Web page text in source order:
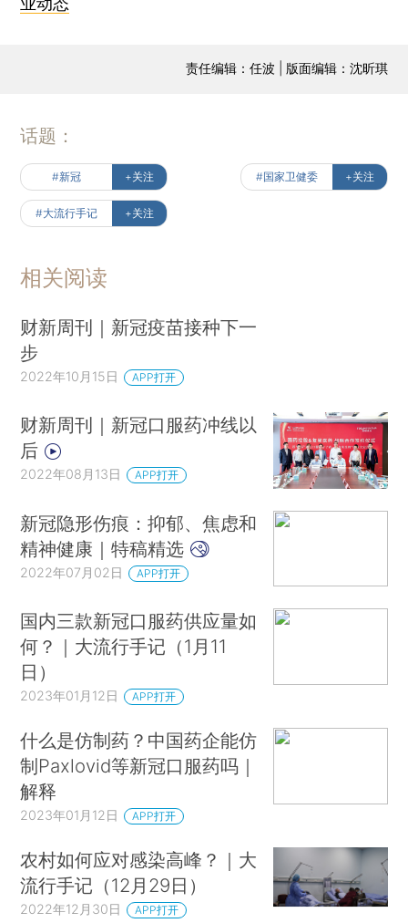
责任编辑：任波 | 版面编辑：沈昕琪
话题：
#新冠 +关注 #国家卫健委 +关注
#大流行手记 +关注
相关阅读
财新周刊｜新冠疫苗接种下一
步
2022年10月15日 APP打开
财新周刊｜新冠口服药冲线以
后
2022年08月13日 APP打开
新冠隐形伤痕：抑郁、焦虑和
精神健康｜特稿精选
2022年07月02日 APP打开
国内三款新冠口服药供应量如
何？｜大流行手记（1月11
日）
2023年01月12日 APP打开
什么是仿制药？中国药企能仿
制Paxlovid等新冠口服药吗｜
解释
2023年01月12日 APP打开
农村如何应对感染高峰？｜大
流行手记（12月29日）
2022年12月30日 APP打开